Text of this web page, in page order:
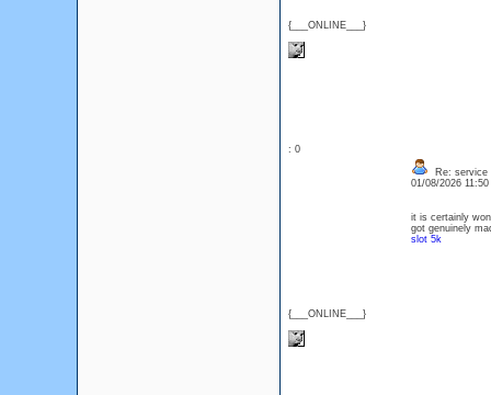
{___ONLINE___}
: 0
{___ONLINE___}
Re: service
01/08/2026
it is certainly
got genuinely
slot 5k